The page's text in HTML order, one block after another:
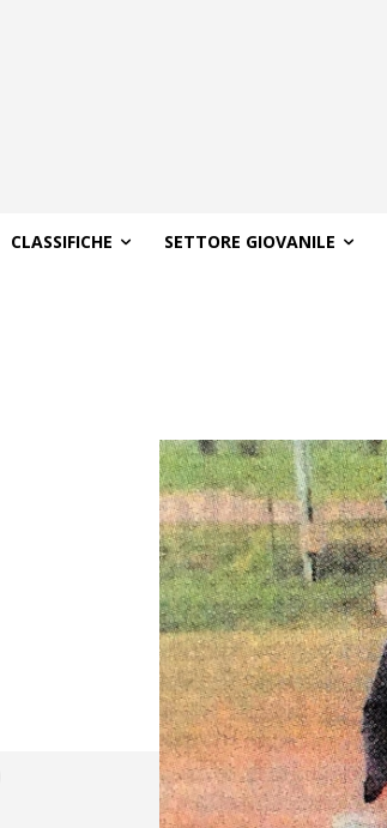
CLASSIFICHE SETTORE GIOVANILE